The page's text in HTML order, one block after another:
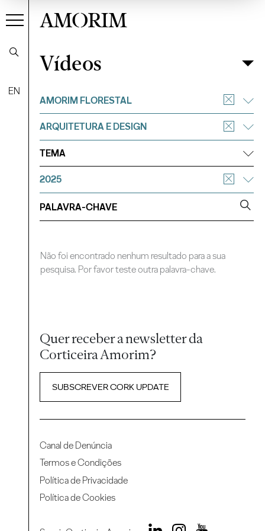
EN
AMORIM
VídeosFiltrar
Vídeos
AMORIM FLORESTAL
ARQUITETURA E DESIGN
TEMA
2025
Não foi encontrado nenhum resultado para a sua
pesquisa. Por favor teste outra palavra-chave.
Quer receber a newsletter da
Corticeira Amorim?
SUBSCREVER CORK UPDATE
Canal de Denúncia
Termos e Condições
Política de Privacidade
Política de Cookies